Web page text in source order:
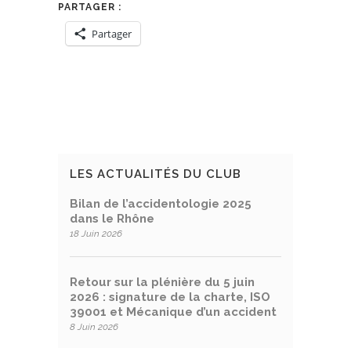
PARTAGER :
Partager
LES ACTUALITÉS DU CLUB
Bilan de l’accidentologie 2025
dans le Rhône
18 Juin 2026
Retour sur la plénière du 5 juin
2026 : signature de la charte, ISO
39001 et Mécanique d’un accident
8 Juin 2026